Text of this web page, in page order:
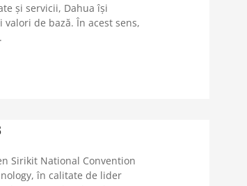
Forest Firefighting System
Compatibility
și servicii, Dahua își
de bază. În acest sens,
Sirikit National Convention
în calitate de lider